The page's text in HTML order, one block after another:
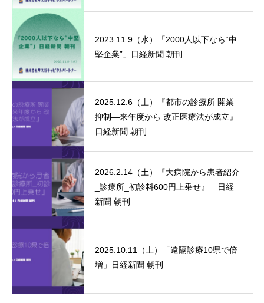
2023.11.9（水）「2000人以下なら“中
堅企業”」日経新聞 朝刊
2025.12.6（土）『都市の診療所 開業
抑制―来年度から 改正医療法が成立』
日経新聞 朝刊
2026.2.14（土）『大病院から患者紹介
_診療所_初診料600円上乗せ』 日経
新聞 朝刊
2025.10.11（土）「遠隔診療10県で倍
増」日経新聞 朝刊